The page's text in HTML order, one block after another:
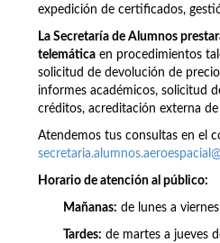
expedición de certificados,
La Secretaría de Alumnos
telemática en procedimientos
solicitud de devolución de
informes académicos, solicitud
créditos, acreditación externa de
Atendemos tus consultas en el
Horario de atención al público:
Mañanas: de lunes a
Tardes: de martes a jueves